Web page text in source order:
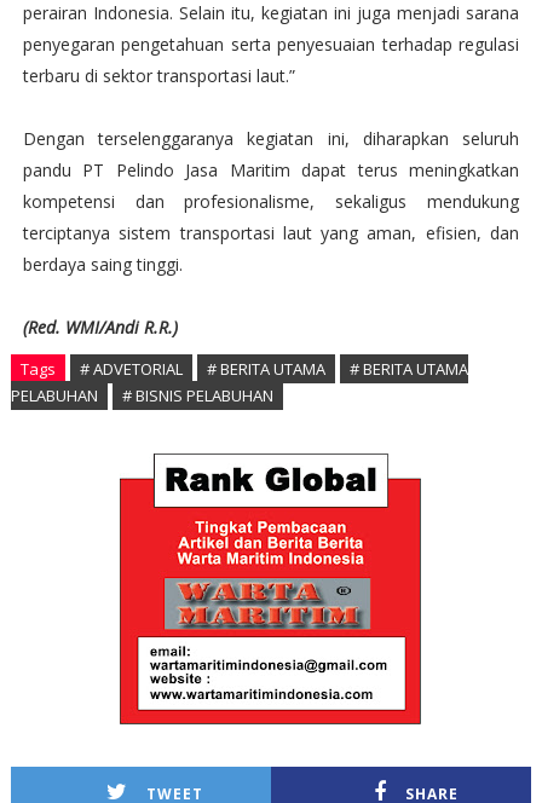
perairan Indonesia. Selain itu, kegiatan ini juga menjadi sarana
penyegaran pengetahuan serta penyesuaian terhadap regulasi
terbaru di sektor transportasi laut.”
Dengan terselenggaranya kegiatan ini, diharapkan seluruh
pandu PT Pelindo Jasa Maritim dapat terus meningkatkan
kompetensi dan profesionalisme, sekaligus mendukung
terciptanya sistem transportasi laut yang aman, efisien, dan
berdaya saing tinggi.
(Red. WMI/Andi R.R.)
Tags # ADVETORIAL # BERITA UTAMA
# BERITA UTAMA
PELABUHAN
# BISNIS PELABUHAN
TWEET SHARE